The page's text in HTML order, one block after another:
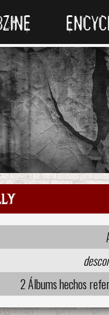
2 Álbums hechos